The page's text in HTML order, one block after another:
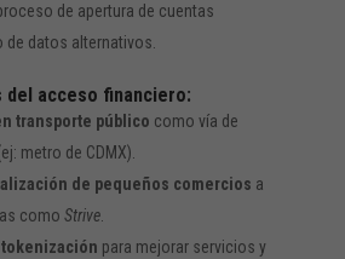
de apertura de cuentas
de datos alternativos.
del acceso financiero:
transporte público como vía de
metro de CDMX).
de pequeños comercios a
como Strive.
tokenización para mejorar servicios y